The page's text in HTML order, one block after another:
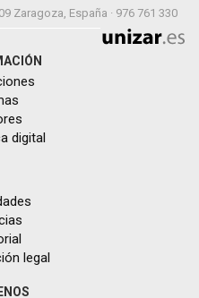
Zaragoza, España · 976 761 330
digital
legal